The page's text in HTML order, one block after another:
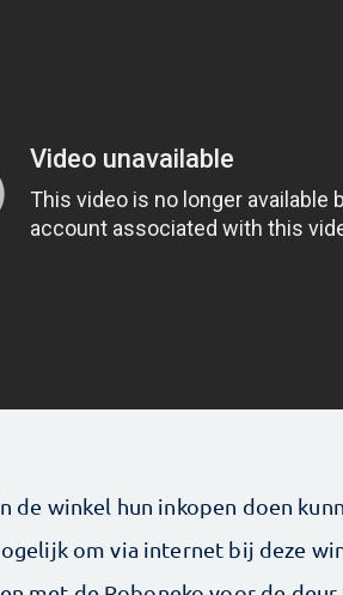
de winkel hun inkopen doen
om via internet bij deze